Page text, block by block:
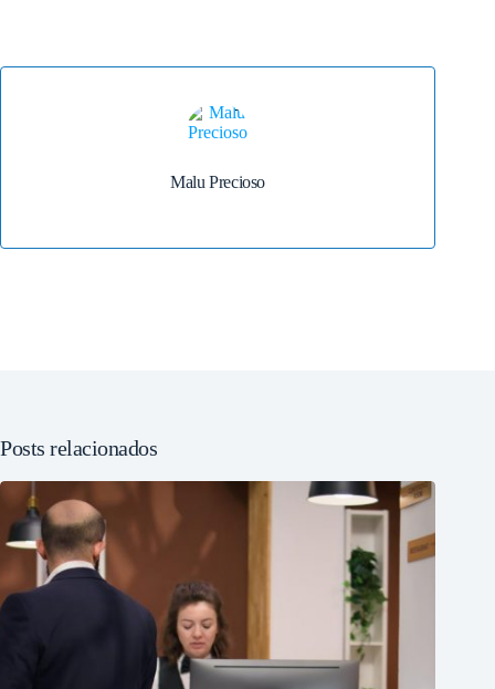
Malu Precioso
Posts relacionados